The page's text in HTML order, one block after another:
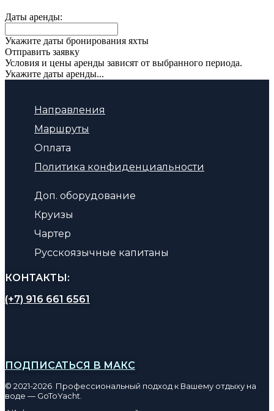
Даты аренды:
Укажите даты бронирования яхты
Отправить заявку
Условия и цены аренды зависят от выбранного периода.
Укажите даты аренды...
Направления
Маршруты
Оплата
Политика конфиденциальности
Доп. оборудование
Круизы
Чартер
Русскоязычные капитаны
КОНТАКТЫ:
(+7) 916 661 6561
ПОДПИСАТЬСЯ В МАКС
© 2021-2026 Профессиональный подход к Вашему отдыху на
воде — GoToYacht.